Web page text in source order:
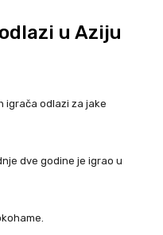
u Aziju
igrača odlazi za jake
dve godine je igrao u